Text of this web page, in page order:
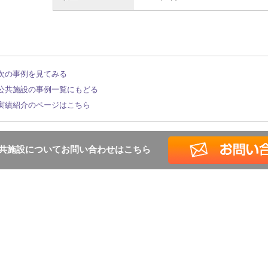
の事例を見てみる
共施設の事例一覧にもどる
績紹介のページはこちら
施設についてお問い合わせはこちら